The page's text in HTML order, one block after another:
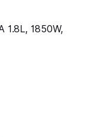
1.8L, 1850W,